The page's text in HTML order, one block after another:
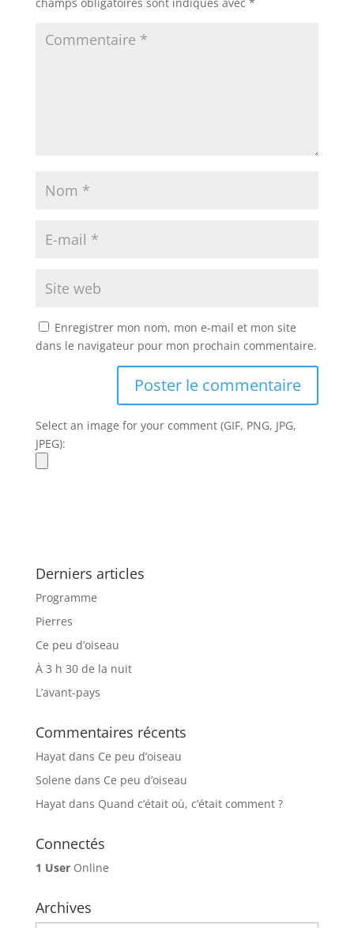
Enregistrer mon nom, mon e-mail et mon site
dans le navigateur pour mon prochain commentaire.
Select an image for your comment (GIF, PNG, JPG,
JPEG):
Derniers articles
Programme
Pierres
Ce peu d’oiseau
À 3 h 30 de la nuit
L’avant-pays
Commentaires récents
Hayatdans Ce peu d’oiseau
Solene dans Ce peu d’oiseau
Hayatdans Quand c’était où, c’était comment ?
Connectés
1 UserOnline
Archives